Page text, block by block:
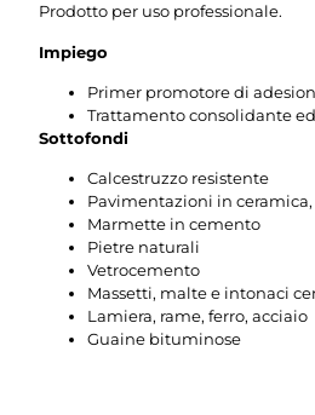
Prodotto per uso professionale.
Impiego
Primer promotore di
Trattamento consolidante
Sottofondi
Calcestruzzo resistente
Pavimentazioni in
Marmette in cemento
Pietre naturali
Vetrocemento
Massetti, malte e intonaci
Lamiera, rame, ferro, acciaio
Guaine bituminose